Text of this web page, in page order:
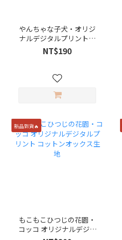
やんちゃな子犬・オリジ
ナルデジタルプリントコ
ットン生地
NT$190
新品到貨🔥
もこもこひつじの花園・
コッコ オリジナルデジタ